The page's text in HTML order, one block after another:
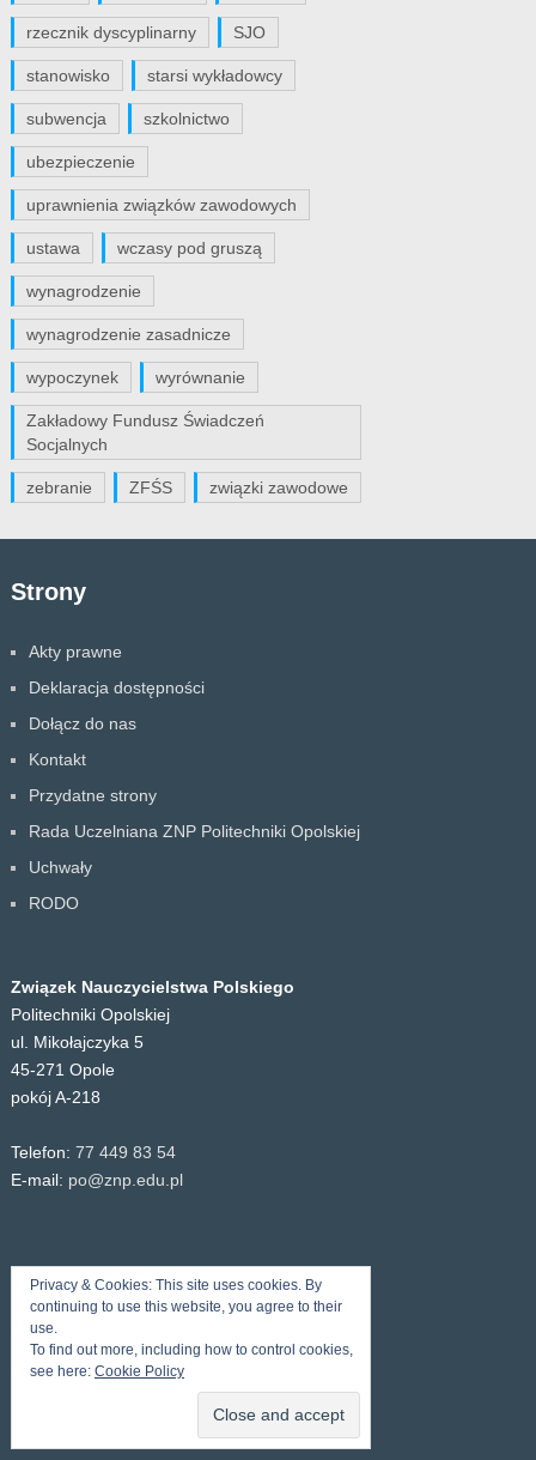
rzecznik dyscyplinarny SJO
stanowisko starsi wykładowcy
subwencja szkolnictwo
ubezpieczenie
uprawnienia związków zawodowych
ustawa wczasy pod gruszą
wynagrodzenie
wynagrodzenie zasadnicze
wypoczynek wyrównanie
Zakładowy Fundusz Świadczeń
Socjalnych
zebranie ZFŚS związki zawodowe
Strony
Akty prawne
Deklaracja dostępności
Dołącz do nas
Kontakt
Przydatne strony
Rada Uczelniana ZNP Politechniki Opolskiej
Uchwały
RODO
Związek Nauczycielstwa Polskiego
Politechniki Opolskiej
ul. Mikołajczyka 5
45-271 Opole
pokój A-218
Telefon: 77 449 83 54
E-mail: po@znp.edu.pl
Privacy & Cookies: This site uses cookies. By
continuing to use this website, you agree to their
use.
To find out more, including how to control cookies,
see here: Cookie Policy